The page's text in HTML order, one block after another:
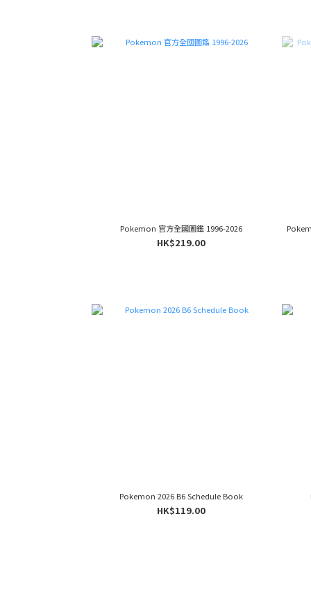
Pokemon 官方全國圖鑑 1996-2026
HK$219.00
Pokemon 2026 B6 Schedule Book
HK$119.00